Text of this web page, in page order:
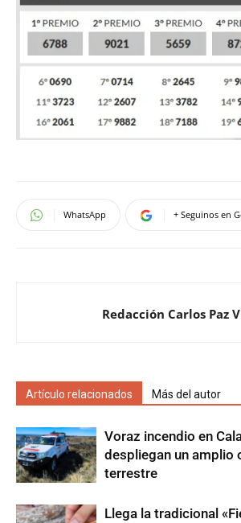
WhatsApp + Seguinos en
Redacción Carlos Paz
Artículo relacionados Más del autor
Voraz incendio en
despliegan un amplio
terrestre
Llega la tradicional